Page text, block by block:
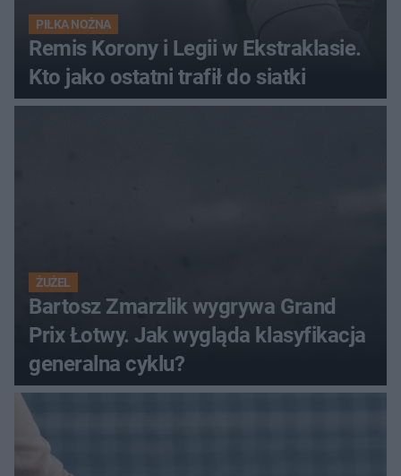
PIŁKA NOŻNA
Remis Korony i Legii w Ekstraklasie.
Kto jako ostatni trafił do siatki
ŻUŻEL
Bartosz Zmarzlik wygrywa Grand
Prix Łotwy. Jak wygląda klasyfikacja
generalna cyklu?